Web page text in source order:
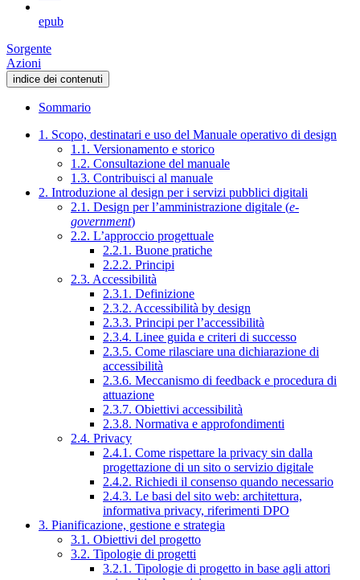
epub
Sorgente
Azioni
indice dei contenuti
Sommario
1. Scopo, destinatari e uso del Manuale operativo di design
1.1. Versionamento e storico
1.2. Consultazione del manuale
1.3. Contribuisci al manuale
2. Introduzione al design per i servizi pubblici digitali
2.1. Design per l’amministrazione digitale (e-
government)
2.2. L’approccio progettuale
2.2.1. Buone pratiche
2.2.2. Principi
2.3. Accessibilità
2.3.1. Definizione
2.3.2. Accessibilità by design
2.3.3. Principi per l’accessibilità
2.3.4. Linee guida e criteri di successo
2.3.5. Come rilasciare una dichiarazione di
accessibilità
2.3.6. Meccanismo di feedback e procedura di
attuazione
2.3.7. Obiettivi accessibilità
2.3.8. Normativa e approfondimenti
2.4. Privacy
2.4.1. Come rispettare la privacy sin dalla
progettazione di un sito o servizio digitale
2.4.2. Richiedi il consenso quando necessario
2.4.3. Le basi del sito web: architettura,
informativa privacy, riferimenti DPO
3. Pianificazione, gestione e strategia
3.1. Obiettivi del progetto
3.2. Tipologie di progetti
3.2.1. Tipologie di progetto in base agli attori